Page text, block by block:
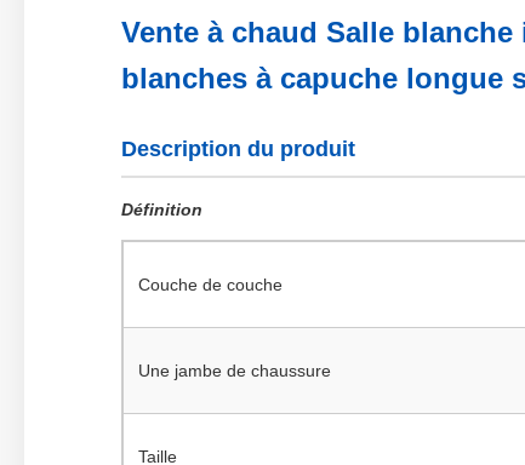
Vente à chaud Salle
blanches à capuche longue
Description du produit
Définition
Couche de couche
Une jambe de chaussure
Taille